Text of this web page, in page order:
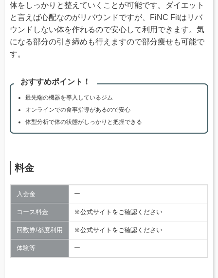
体をしっかりと整えていくことが可能です。ダイエット
と言えば心配なのがリバウンドですが、FiNC Fitはリバ
ウンドしない体を作れるので安心して利用できます。気
になる部分の引き締めも行えますので部分痩せも可能で
す。
おすすめポイント！
最先端の機器を導入しているジム
オンラインでの食事指導があるので安心
体型分析で体の状態がしっかりと把握できる
料金
入会金 ー
コース料金 ※公式サイトをご確認ください
回数券/都度利用 ※公式サイトをご確認ください
体験等 ー